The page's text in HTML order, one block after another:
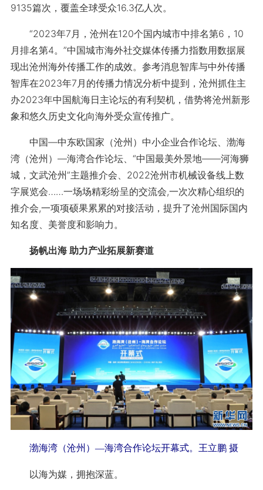
9135篇次，覆盖全球受众16.3亿人次。
“2023年7月，沧州在120个国内城市中排名第6，10
月排名第4。”中国城市海外社交媒体传播力指数用数据展
现出沧州海外传播工作的成效。参考消息智库与中外传播
智库在2023年7月的传播力情况分析中提到，沧州抓住主
办2023年中国航海日主论坛的有利契机，借势将沧州新形
象和悠久历史文化向海外受众宣传推广。
中国—中东欧国家（沧州）中小企业合作论坛、渤海
湾（沧州）—海湾合作论坛、“中国最美外景地——河海狮
城，文武沧州”主题推介会、2022沧州市机械设备线上数
字展览会……一场场精彩纷呈的交流会,一次次精心组织的
推介会,一项项硕果累累的对接活动，提升了沧州国际国内
知名度、美誉度和影响力。
扬帆出海 助力产业拓展新赛道
渤海湾（沧州）—海湾合作论坛开幕式。王立鹏 摄
以海为媒，拥抱深蓝。